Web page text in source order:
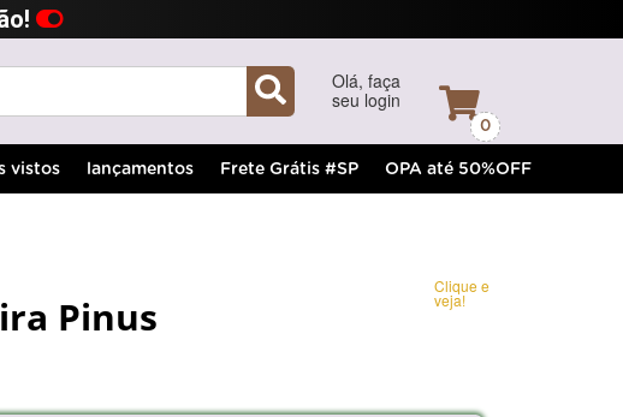
Olá, faça
seu login
0
vistos lançamentos Frete Grátis #SP OPA até 50%OFF
Pinus
Clique e
veja!